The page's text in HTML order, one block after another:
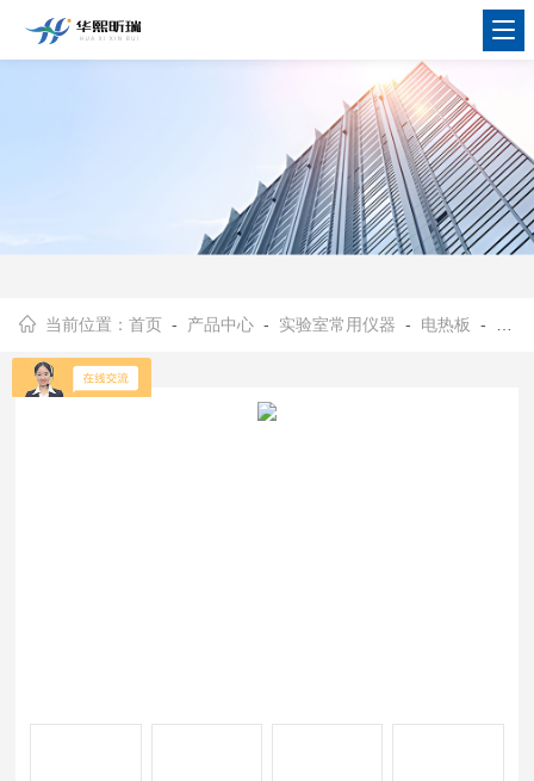
当前位置：首页 - 产品中心 - 实验室常用仪器 - 电热板 - HX-BDR系列不锈钢电热板（可定制）烘焙干燥加热板